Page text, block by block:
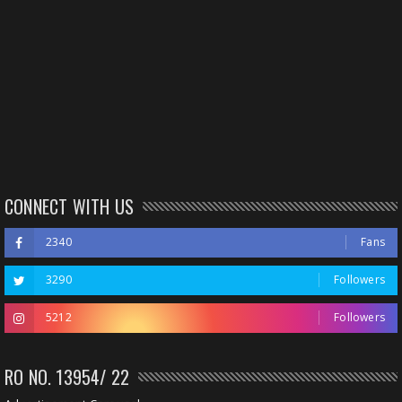
CONNECT WITH US
2340 Fans
3290 Followers
5212 Followers
RO NO. 13954/ 22